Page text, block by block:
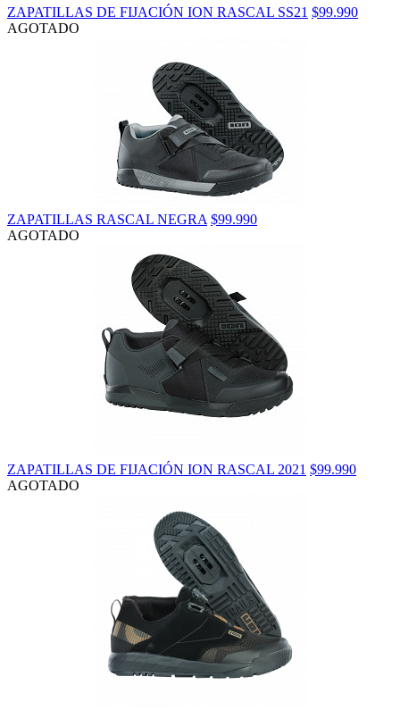
ZAPATILLAS DE FIJACIÓN ION RASCAL SS21 $99.990
AGOTADO
ZAPATILLAS RASCAL NEGRA $99.990
AGOTADO
ZAPATILLAS DE FIJACIÓN ION RASCAL 2021 $99.990
AGOTADO